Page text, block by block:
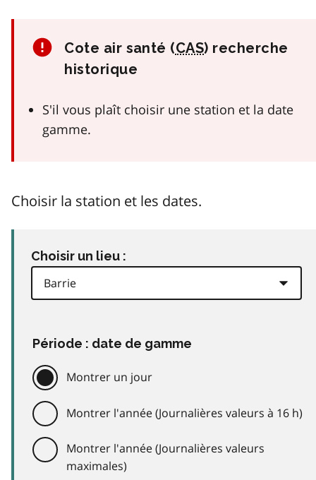
Cote air santé (CAS) recherche
historique
S'il vous plaît choisir une station et la date
gamme.
Choisir la station et les dates.
Choisir un lieu :
Période : date de gamme
Montrer un jour
Montrer l'année (Journalières valeurs à 16 h)
Montrer l'année (Journalières valeurs
maximales)